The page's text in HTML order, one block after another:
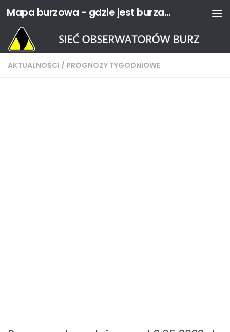
Przejdź do treści Mapa burzowa - gdzie jest burza? | Sieć Obserwatorów Burz
AKTUALNOŚCI / PROGNOZY TYGODNIOWE